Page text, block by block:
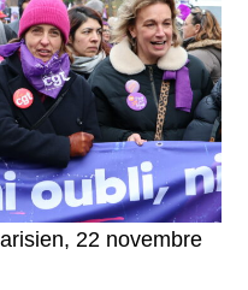
22 novembre